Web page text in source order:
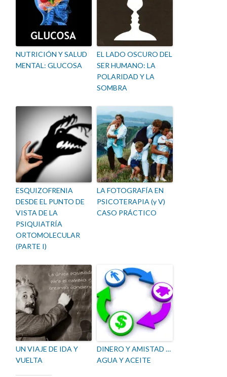
NUTRICIÓN Y SALUD
MENTAL: GLUCOSA
EL LADO OSCURO DEL
SER HUMANO: LA
POLARIDAD Y LA
SOMBRA
ESQUIZOFRENIA
DESDE EL PUNTO DE
VISTA DE LA
PSIQUIATRÍA
ORTOMOLECULAR
(PARTE I)
LA FOTOGRAFÍA EN
PSICOTERAPIA (y V)
CASO PRÁCTICO
UN VIAJE DE IDA Y
VUELTA
DINERO Y AMISTAD …
AGUA Y ACEITE